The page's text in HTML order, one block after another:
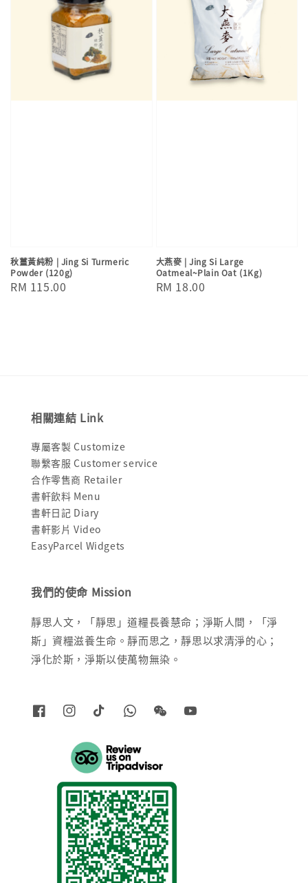
秋薑黃純粉 | Jing Si Turmeric
Powder (120g)
Regular
RM 115.00
大燕麥 | Jing Si Large
Oatmeal~Plain Oat (1Kg)
Regular
RM 18.00
相關連結 Link
專屬客製 Customize
聯繫客服 Customer service
合作零售商 Retailer
書軒飲料 Menu
書軒日記 Diary
書軒影片 Video
EasyParcel Widgets
我們的使命 Mission
靜思人文，「靜思」道糧長養慧命；淨斯人間，「淨
斯」資糧滋養生命。靜而思之，靜思以求清淨的心；
淨化於斯，淨斯以使萬物無染。